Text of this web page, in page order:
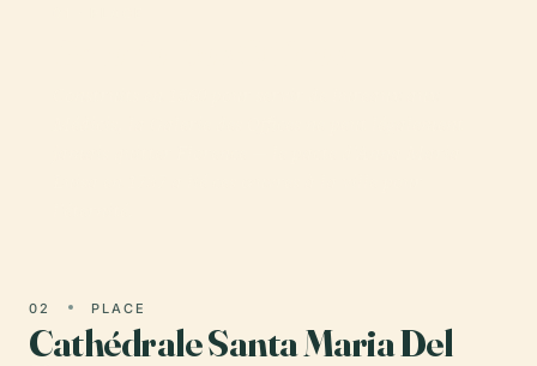
02 PLACE
Cathédrale Santa Maria Del